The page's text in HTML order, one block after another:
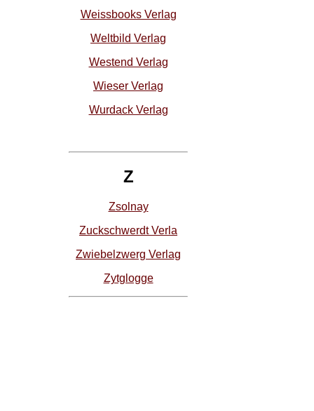
Weissbooks Verlag
Weltbild Verlag
Westend Verlag
Wieser Verlag
Wurdack Verlag
Z
Zsolnay
Zuckschwerdt Verla
Zwiebelzwerg Verlag
Zytglogge